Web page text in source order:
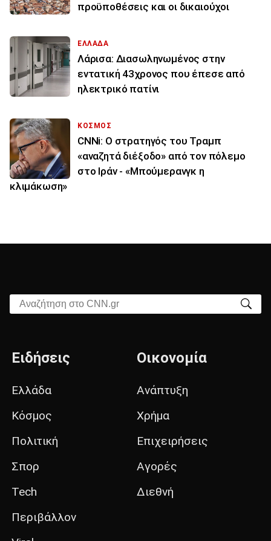
προϋποθέσεις και οι δικαιούχοι
ΕΛΛΑΔΑ
Λάρισα: Διασωληνωμένος στην
εντατική 43χρονος που έπεσε από
ηλεκτρικό πατίνι
ΚΟΣΜΟΣ
CNNi: Ο στρατηγός του Τραμπ
«αναζητά διέξοδο» από τον πόλεμο
στο Ιράν - «Μπούμερανγκ η
κλιμάκωση»
Αναζήτηση στο CNN.gr
Ειδήσεις
Ελλάδα
Κόσμος
Πολιτική
Σπορ
Tech
Περιβάλλον
Οικονομία
Ανάπτυξη
Χρήμα
Επιχειρήσεις
Αγορές
Διεθνή